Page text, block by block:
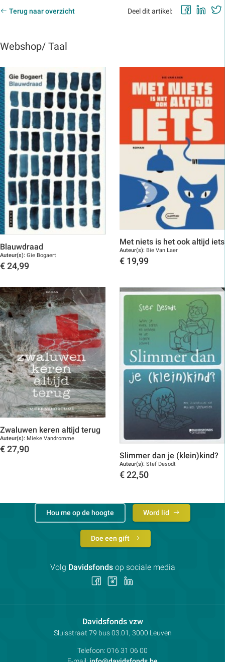
Terug naar overzicht Deel dit artikel:
Webshop/ Taal
Blauwdraad
Auteur(s): Gie Bogaert
€ 24,99
Met niets is het ook altijd iets
Auteur(s): Bie Van Laer
€ 19,99
Zwaluwen keren altijd terug
Auteur(s): Mieke Vandromme
€ 27,90
Slimmer dan je (klein)kind?
Auteur(s): Stef Desodt
€ 22,50
Davidsfonds vzwContactpersoon:
Adres:
Sluisstraat 79 bus 03.01, 3000 Leuven
Telefoon: 016 31 06 00
Hou me op de hoogte Word lid
Doe een gift
Volg Davidsfondsop sociale media
Volg Volg